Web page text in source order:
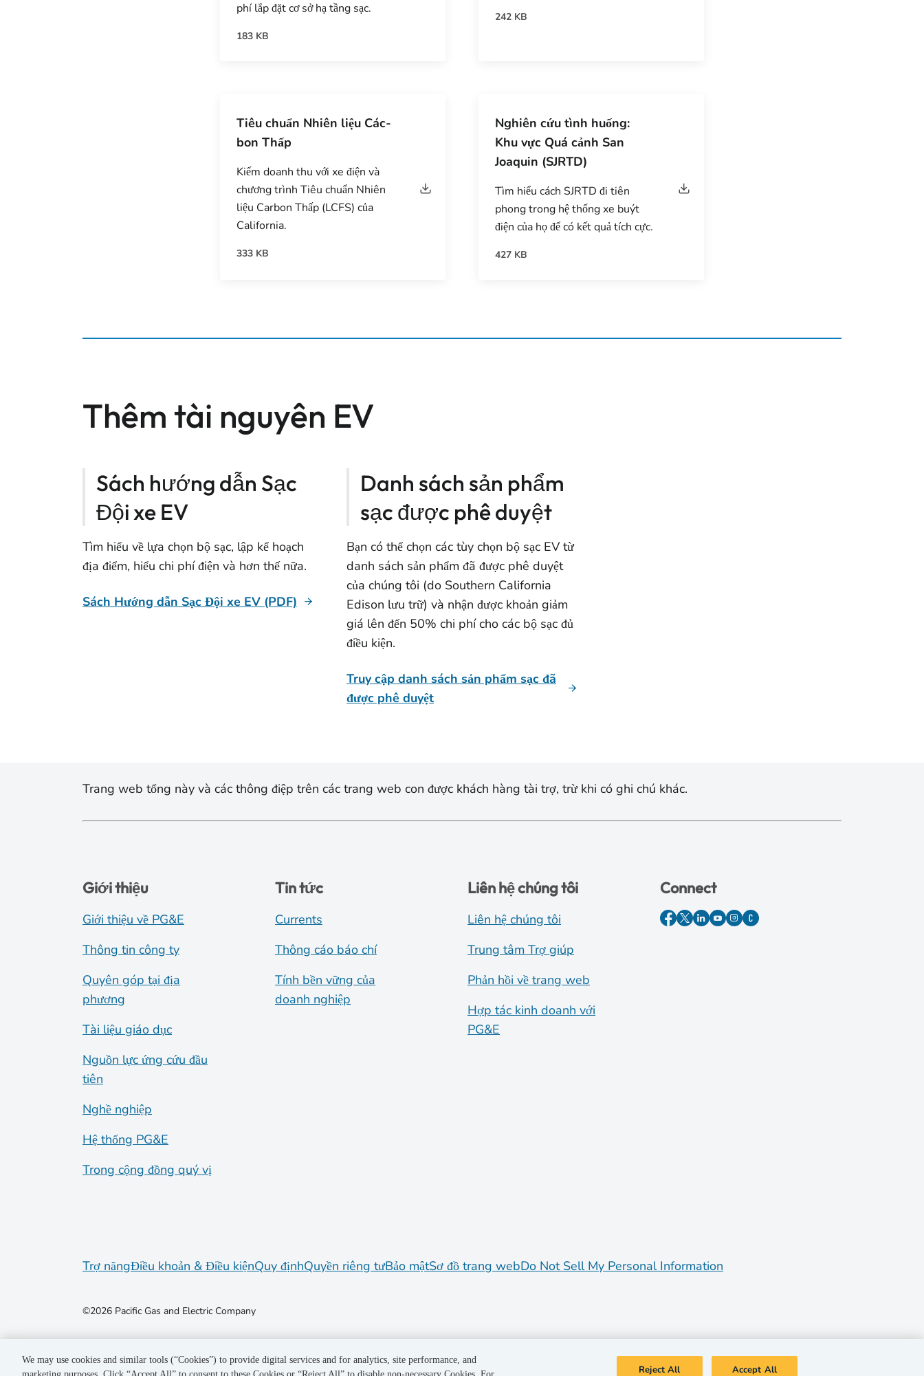
phí lắp đặt cơ sở hạ tầng sạc.
183 KB
242 KB
Tiêu chuẩn Nhiên liệu Các-
bon Thấp
Kiếm doanh thu với xe điện và
chương trình Tiêu chuẩn Nhiên
liệu Carbon Thấp (LCFS) của
California.
333 KB
Nghiên cứu tình huống:
Khu vực Quá cảnh San
Joaquin (SJRTD)
Tìm hiểu cách SJRTD đi tiên
phong trong hệ thống xe buýt
điện của họ để có kết quả tích cực.
427 KB
Thêm tài nguyên EV
Sách hướng dẫn Sạc
Đội xe EV
Tìm hiểu về lựa chọn bộ sạc, lập kế hoạch
địa điểm, hiểu chi phí điện và hơn thế nữa.
Sách Hướng dẫn Sạc Đội xe EV (PDF)
Danh sách sản phẩm
sạc được phê duyệt
Bạn có thể chọn các tùy chọn bộ sạc EV từ
danh sách sản phẩm đã được phê duyệt
của chúng tôi (do Southern California
Edison lưu trữ) và nhận được khoản giảm
giá lên đến 50% chi phí cho các bộ sạc đủ
điều kiện.
Truy cập danh sách sản phẩm sạc đã
được phê duyệt
Trang web tổng này và các thông điệp trên các trang web con được khách hàng tài trợ, trừ khi có ghi chú khác.
Giới thiệu
Giới thiệu về PG&E
Thông tin công ty
Quyên góp tại địa
phương
Tài liệu giáo dục
Nguồn lực ứng cứu đầu
tiên
Nghề nghiệp
Hệ thống PG&E
Trong cộng đồng quý vị
Tin tức
Currents
Thông cáo báo chí
Tính bền vững của
doanh nghiệp
Liên hệ chúng tôi
Liên hệ chúng tôi
Trung tâm Trợ giúp
Phản hồi về trang web
Hợp tác kinh doanh với
PG&E
Connect
Trợ năngĐiều khoản & Điều kiệnQuy địnhQuyền riêng tưBảo mậtSơ đồ trang webDo Not Sell My Personal Information
©2026 Pacific Gas and Electric Company
We may use cookies and similar tools (“Cookies”) to provide digital services and for analytics, site performance, and
Reject All Accept All